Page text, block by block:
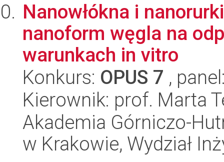
Nanowłókna i
nanoform węgla na
warunkach in vitro
Konkurs: OPUS 7 ,
Kierownik: prof. Marta
Akademia Górniczo-
w Krakowie, Wydział